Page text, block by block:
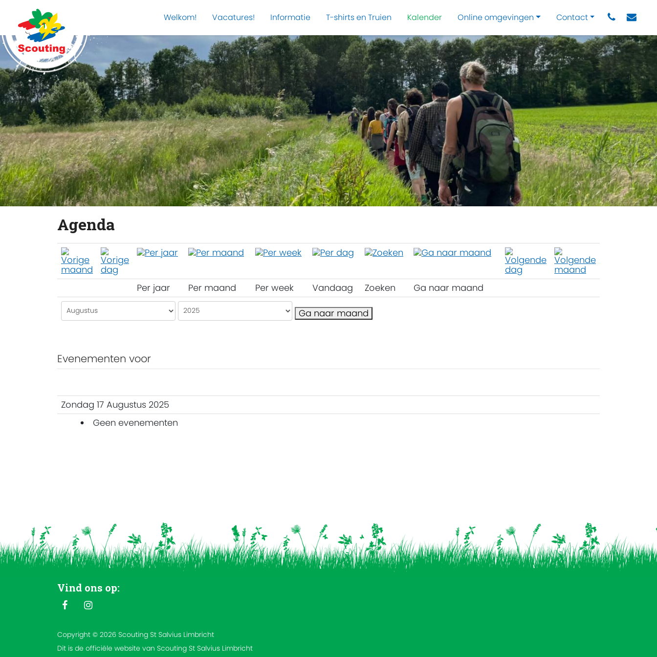
Welkom! Vacatures! Informatie T-shirts en Truien Kalender Online omgevingen Contact
Agenda
Per jaar Per maand Per week Vandaag Zoeken Ga naar maand
Ga naar maand
Evenementen voor
Zondag 17 Augustus 2025
Geen evenementen
Vind ons op:
Copyright © 2026 Scouting St Salvius Limbricht
Dit is de officiële website van Scouting St Salvius Limbricht